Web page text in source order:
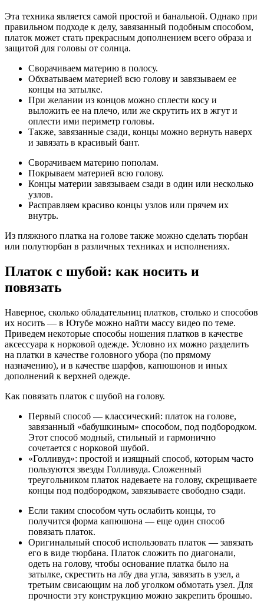
Эта техника является самой простой и банальной. Однако при
правильном подходе к делу, завязанный подобным способом,
платок может стать прекрасным дополнением всего образа и
защитой для головы от солнца.
Сворачиваем материю в полосу.
Обхватываем материей всю голову и завязываем ее
концы на затылке.
При желании из концов можно сплести косу и
выложить ее на плечо, или же скрутить их в жгут и
оплести ими периметр головы.
Также, завязанные сзади, концы можно вернуть наверх
и завязать в красивый бант.
Сворачиваем материю пополам.
Покрываем материей всю голову.
Концы материи завязываем сзади в один или несколько
узлов.
Расправляем красиво концы узлов или прячем их
внутрь.
Из пляжного платка на голове также можно сделать тюрбан
или полутюрбан в различных техниках и исполнениях.
Платок с шубой: как носить и
повязать
Наверное, сколько обладательниц платков, столько и способов
их носить — в Ютубе можно найти массу видео по теме.
Приведем некоторые способы ношения платков в качестве
аксессуара к норковой одежде. Условно их можно разделить
на платки в качестве головного убора (по прямому
назначению), и в качестве шарфов, капюшонов и иных
дополнений к верхней одежде.
Как повязать платок с шубой на голову.
Первый способ — классический: платок на голове,
завязанный «бабушкиным» способом, под подбородком.
Этот способ модный, стильный и гармонично
сочетается с норковой шубой.
«Голливуд»: простой и изящный способ, которым часто
пользуются звезды Голливуда. Сложенный
треугольником платок надеваете на голову, скрещиваете
концы под подбородком, завязываете свободно сзади.
Если таким способом чуть ослабить концы, то
получится форма капюшона — еще один способ
повязать платок.
Оригинальный способ использовать платок — завязать
его в виде тюрбана. Платок сложить по диагонали,
одеть на голову, чтобы основание платка было на
затылке, скрестить на лбу два угла, завязать в узел, а
третьим свисающим на лоб уголком обмотать узел. Для
прочности эту конструкцию можно закрепить брошью.